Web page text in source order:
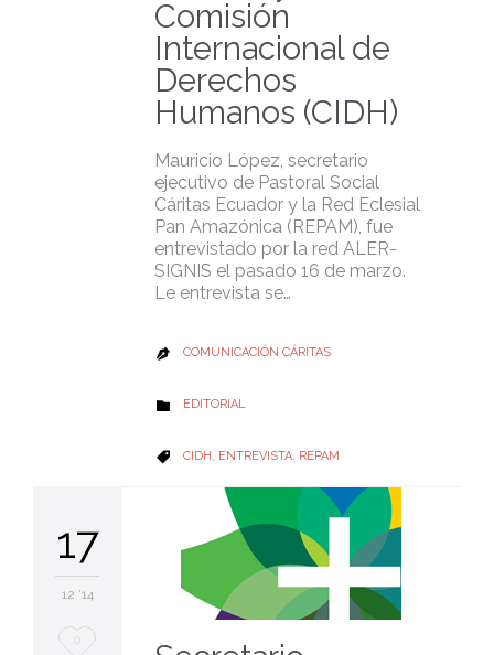
Comisión
Internacional de
Derechos
Humanos (CIDH)
Mauricio López, secretario
ejecutivo de Pastoral Social
Cáritas Ecuador y la Red Eclesial
Pan Amazónica (REPAM), fue
entrevistado por la red ALER-
SIGNIS el pasado 16 de marzo.
Le entrevista se…
 COMUNICACIÓN CÁRITAS
 CATEGORY
EDITORIAL
 CATEGORY
CIDH , ENTREVISTA, REPAM
17
12 '14
Love
0